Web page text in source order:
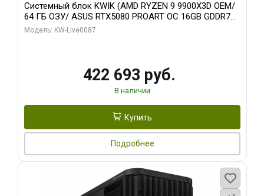
Системный блок KWIK (AMD RYZEN 9 9900X3D OEM/
64 ГБ ОЗУ/ ASUS RTX5080 PROART OC 16GB GDDR7
256bit Type-C DP 2/ 1 ТБ SSD)
Модель: KW-Live0087
422 693 руб.
В наличии
Купить
Подробнее